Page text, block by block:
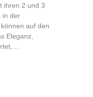
ihren 2 und 3
in der
auf den
Eleganz,